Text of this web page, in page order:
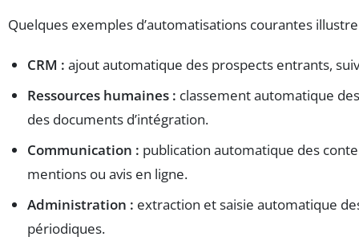
Quelques exemples d’automatisations courantes
CRM : ajout automatique des prospects entrants,
Ressources humaines : classement automatique
des documents d’intégration.
Communication : publication automatique des
mentions ou avis en ligne.
Administration : extraction et saisie automatique
périodiques.